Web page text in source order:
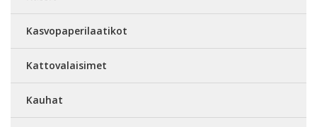
Kasvopaperilaatikot
Kattovalaisimet
Kauhat